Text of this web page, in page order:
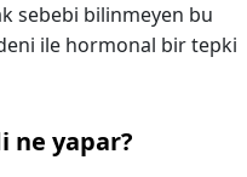
sebebi bilinmeyen bu
ile hormonal bir tepki
ne yapar?